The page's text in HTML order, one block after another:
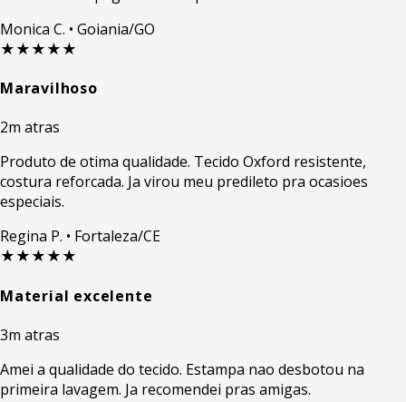
Monica C. • Goiania/GO
★★★★★
Maravilhoso
2m atras
Produto de otima qualidade. Tecido Oxford resistente,
costura reforcada. Ja virou meu predileto pra ocasioes
especiais.
Regina P. • Fortaleza/CE
★★★★★
Material excelente
3m atras
Amei a qualidade do tecido. Estampa nao desbotou na
primeira lavagem. Ja recomendei pras amigas.